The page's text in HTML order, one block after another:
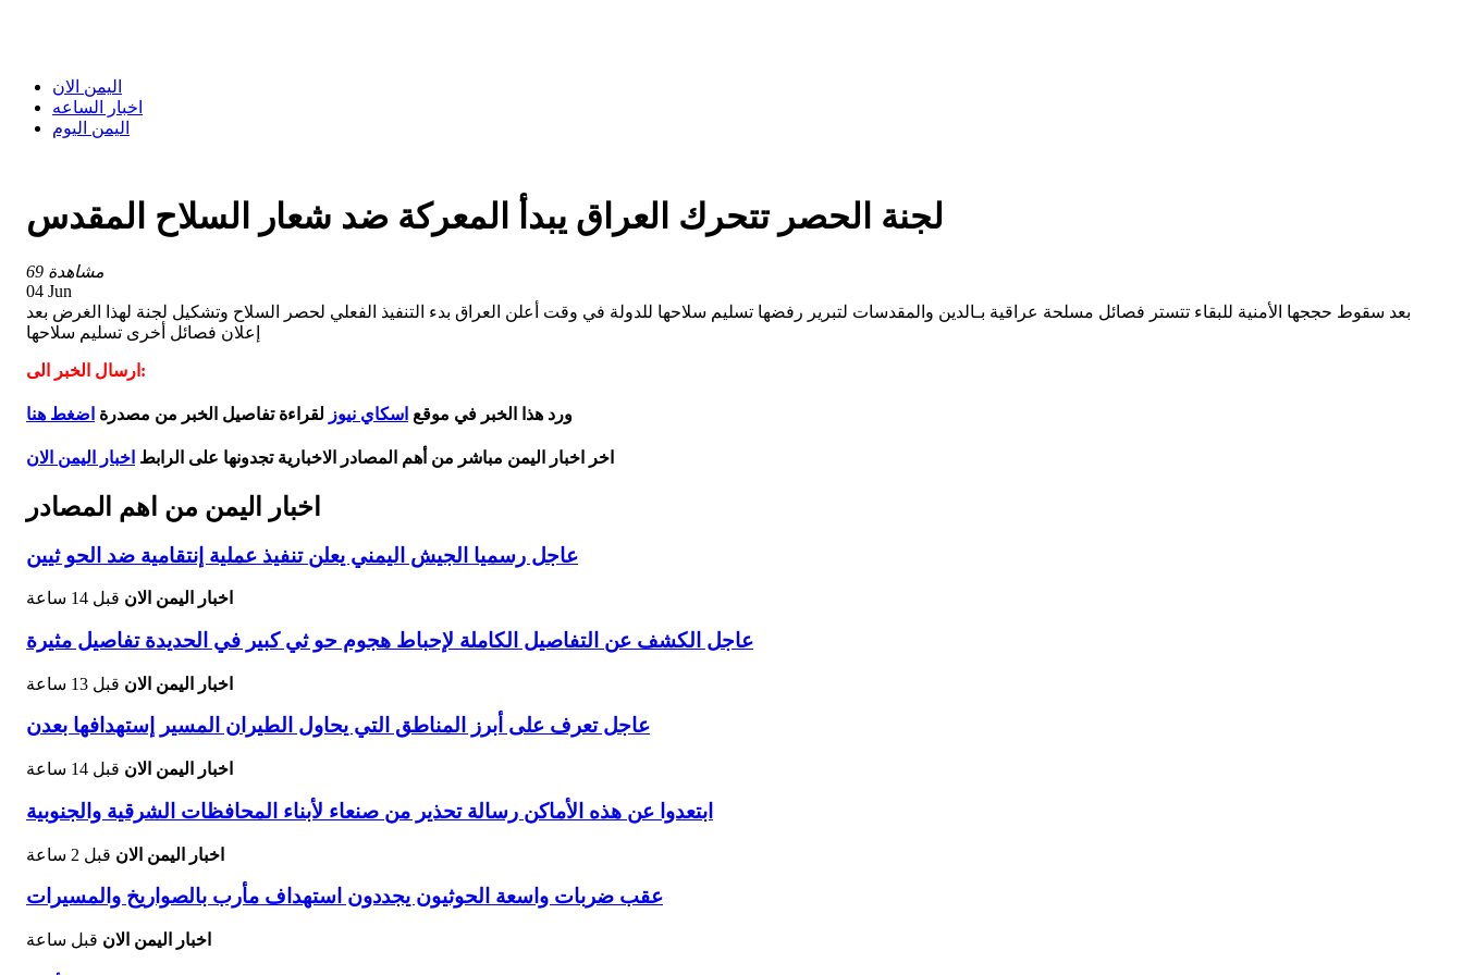
اليمن الان
اخبار الساعه
اليمن اليوم
لجنة الحصر تتحرك العراق يبدأ المعركة ضد شعار السلاح المقدس
69 مشاهدة
04 Jun
بعد سقوط حججها الأمنية للبقاء تتستر فصائل مسلحة عراقية بـالدين والمقدسات لتبرير رفضها تسليم سلاحها للدولة في وقت أعلن العراق بدء التنفيذ الفعلي لحصر السلاح وتشكيل لجنة لهذا الغرض بعد
إعلان فصائل أخرى تسليم سلاحها
ارسال الخبر الى:
ورد هذا الخبر في موقع اسكاي نيوز لقراءة تفاصيل الخبر من مصدرة اضغط هنا
اخر اخبار اليمن مباشر من أهم المصادر الاخبارية تجدونها على الرابط اخبار اليمن الان
اخبار اليمن من اهم المصادر
عاجل رسميا الجيش اليمني يعلن تنفيذ عملية إنتقامية ضد الحو ثيين
اخبار اليمن الان قبل 14 ساعة
عاجل الكشف عن التفاصيل الكاملة لإحباط هجوم حو ثي كبير في الحديدة تفاصيل مثيرة
اخبار اليمن الان قبل 13 ساعة
عاجل تعرف على أبرز المناطق التي يحاول الطيران المسير إستهدافها بعدن
اخبار اليمن الان قبل 14 ساعة
ابتعدوا عن هذه الأماكن رسالة تحذير من صنعاء لأبناء المحافظات الشرقية والجنوبية
اخبار اليمن الان قبل 2 ساعة
عقب ضربات واسعة الحوثيون يجددون استهداف مأرب بالصواريخ والمسيرات
اخبار اليمن الان قبل ساعة